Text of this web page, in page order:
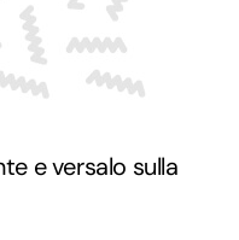
e versalo sulla